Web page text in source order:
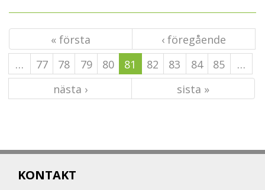
« första
‹ föregående
…
77 78 79 80 81 82 83 84 85
…
nästa ›
sista »
KONTAKT